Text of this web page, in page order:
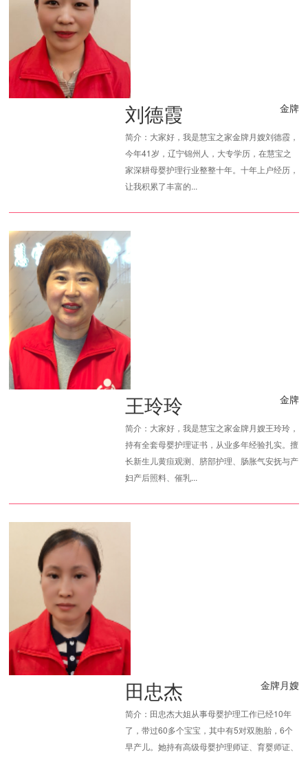
刘德霞 金牌
简介：大家好，我是慧宝之家金牌月嫂刘德霞，
今年41岁，辽宁锦州人，大专学历，在慧宝之
家深耕母婴护理行业整整十年。十年上户经历，
让我积累了丰富的...
王玲玲 金牌
简介：大家好，我是慧宝之家金牌月嫂王玲玲，
持有全套母婴护理证书，从业多年经验扎实。擅
长新生儿黄疸观测、脐部护理、肠胀气安抚与产
妇产后照料、催乳...
田忠杰 金牌月嫂
简介：田忠杰大姐从事母婴护理工作已经10年
了，带过60多个宝宝，其中有5对双胞胎，6个
早产儿。她持有高级母婴护理师证、育婴师证、